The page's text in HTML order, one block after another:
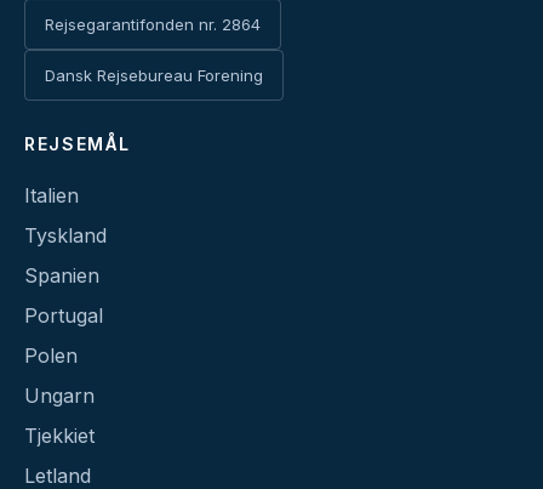
Rejsegarantifonden nr. 2864
Dansk Rejsebureau Forening
REJSEMÅL
Italien
Tyskland
Spanien
Portugal
Polen
Ungarn
Tjekkiet
Letland